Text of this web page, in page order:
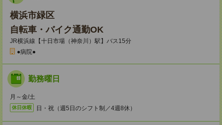
横浜市緑区
自転車・バイク通勤OK
JR横浜線【十日市場（神奈川）駅】バス15分
●病院●
勤務曜日
月～金/土
休日休暇 日・祝（週5日のシフト制／4週8休）